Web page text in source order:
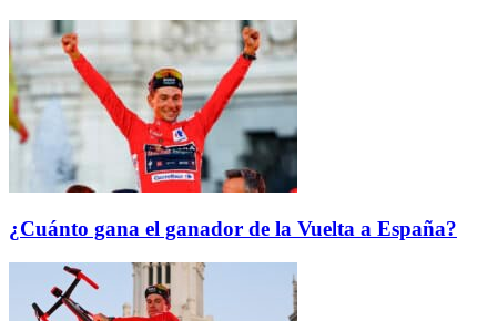
¿Cuánto gana el ganador de la Vuelta a España?